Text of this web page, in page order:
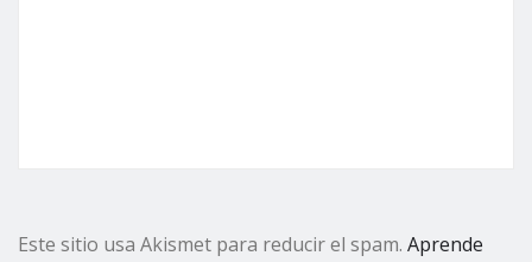
Este sitio usa Akismet para reducir el spam. Aprende